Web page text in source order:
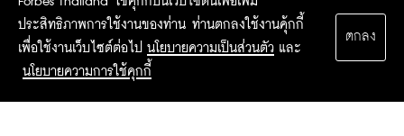
ประสิทธิภาพการใช้งานของท่าน ท่านตกลงใช้งานคุ้กกี้
เพื่อใช้งานเว็บไซต์ต่อไป นโยบายความเป็นส่วนตัว และ
นโยบายความการใช้คุกกี้
ตกลง
2015 Forbesthailand.com ALL RIGHTS RESERVED